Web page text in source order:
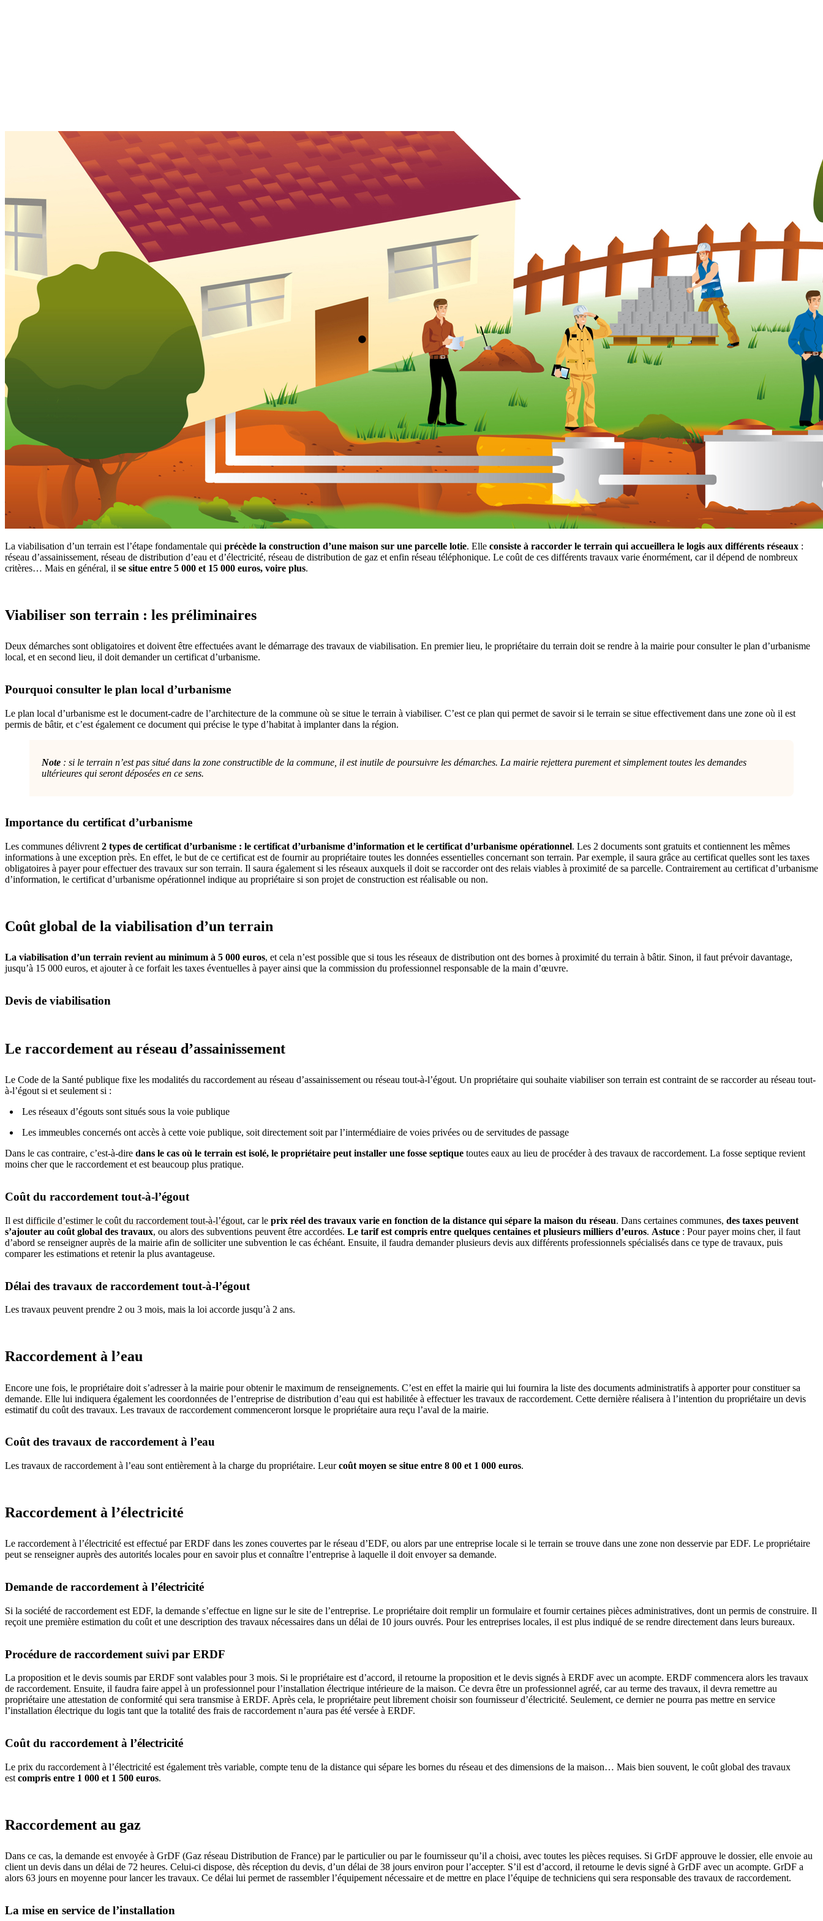
La viabilisation d’un terrain est l’étape fondamentale qui précède la construction d’une maison sur une parcelle lotie. Elle consiste à raccorder le terrain qui accueillera le logis aux différents réseaux :
réseau d’assainissement, réseau de distribution d’eau et d’électricité, réseau de distribution de gaz et enfin réseau téléphonique. Le coût de ces différents travaux varie énormément, car il dépend de nombreux
critères… Mais en général, il se situe entre 5 000 et 15 000 euros, voire plus.
Viabiliser son terrain : les préliminaires
Deux démarches sont obligatoires et doivent être effectuées avant le démarrage des travaux de viabilisation. En premier lieu, le propriétaire du terrain doit se rendre à la mairie pour consulter le plan d’urbanisme
local, et en second lieu, il doit demander un certificat d’urbanisme.
Pourquoi consulter le plan local d’urbanisme
Le plan local d’urbanisme est le document-cadre de l’architecture de la commune où se situe le terrain à viabiliser. C’est ce plan qui permet de savoir si le terrain se situe effectivement dans une zone où il est
permis de bâtir, et c’est également ce document qui précise le type d’habitat à implanter dans la région.
Note : si le terrain n’est pas situé dans la zone constructible de la commune, il est inutile de poursuivre les démarches. La mairie rejettera purement et simplement toutes les demandes
ultérieures qui seront déposées en ce sens.
Importance du certificat d’urbanisme
Les communes délivrent 2 types de certificat d’urbanisme : le certificat d’urbanisme d’information et le certificat d’urbanisme opérationnel. Les 2 documents sont gratuits et contiennent les mêmes
informations à une exception près. En effet, le but de ce certificat est de fournir au propriétaire toutes les données essentielles concernant son terrain. Par exemple, il saura grâce au certificat quelles sont les taxes
obligatoires à payer pour effectuer des travaux sur son terrain. Il saura également si les réseaux auxquels il doit se raccorder ont des relais viables à proximité de sa parcelle. Contrairement au certificat d’urbanisme
d’information, le certificat d’urbanisme opérationnel indique au propriétaire si son projet de construction est réalisable ou non.
Coût global de la viabilisation d’un terrain
La viabilisation d’un terrain revient au minimum à 5 000 euros, et cela n’est possible que si tous les réseaux de distribution ont des bornes à proximité du terrain à bâtir. Sinon, il faut prévoir davantage,
jusqu’à 15 000 euros, et ajouter à ce forfait les taxes éventuelles à payer ainsi que la commission du professionnel responsable de la main d’œuvre.
Devis de viabilisation
Le raccordement au réseau d’assainissement
Le Code de la Santé publique fixe les modalités du raccordement au réseau d’assainissement ou réseau tout-à-l’égout. Un propriétaire qui souhaite viabiliser son terrain est contraint de se raccorder au réseau tout-
à-l’égout si et seulement si :
Les réseaux d’égouts sont situés sous la voie publique
Les immeubles concernés ont accès à cette voie publique, soit directement soit par l’intermédiaire de voies privées ou de servitudes de passage
Dans le cas contraire, c’est-à-dire dans le cas où le terrain est isolé, le propriétaire peut installer une fosse septique toutes eaux au lieu de procéder à des travaux de raccordement. La fosse septique revient
moins cher que le raccordement et est beaucoup plus pratique.
Coût du raccordement tout-à-l’égout
Il est difficile d’estimer le coût du raccordement tout-à-l’égout, car le prix réel des travaux varie en fonction de la distance qui sépare la maison du réseau. Dans certaines communes, des taxes peuvent
s’ajouter au coût global des travaux, ou alors des subventions peuvent être accordées. Le tarif est compris entre quelques centaines et plusieurs milliers d’euros. Astuce : Pour payer moins cher, il faut
d’abord se renseigner auprès de la mairie afin de solliciter une subvention le cas échéant. Ensuite, il faudra demander plusieurs devis aux différents professionnels spécialisés dans ce type de travaux, puis
comparer les estimations et retenir la plus avantageuse.
Délai des travaux de raccordement tout-à-l’égout
Les travaux peuvent prendre 2 ou 3 mois, mais la loi accorde jusqu’à 2 ans.
Raccordement à l’eau
Encore une fois, le propriétaire doit s’adresser à la mairie pour obtenir le maximum de renseignements. C’est en effet la mairie qui lui fournira la liste des documents administratifs à apporter pour constituer sa
demande. Elle lui indiquera également les coordonnées de l’entreprise de distribution d’eau qui est habilitée à effectuer les travaux de raccordement. Cette dernière réalisera à l’intention du propriétaire un devis
estimatif du coût des travaux. Les travaux de raccordement commenceront lorsque le propriétaire aura reçu l’aval de la mairie.
Coût des travaux de raccordement à l’eau
Les travaux de raccordement à l’eau sont entièrement à la charge du propriétaire. Leurcoût moyen se situe entre 8 00 et 1 000 euros.
Raccordement à l’électricité
Le raccordement à l’électricité est effectué par ERDF dans les zones couvertes par le réseau d’EDF, ou alors par une entreprise locale si le terrain se trouve dans une zone non desservie par EDF. Le propriétaire
peut se renseigner auprès des autorités locales pour en savoir plus et connaître l’entreprise à laquelle il doit envoyer sa demande.
Demande de raccordement à l’électricité
Si la société de raccordement est EDF, la demande s’effectue en ligne sur le site de l’entreprise. Le propriétaire doit remplir un formulaire et fournir certaines pièces administratives, dont un permis de construire. Il
reçoit une première estimation du coût et une description des travaux nécessaires dans un délai de 10 jours ouvrés. Pour les entreprises locales, il est plus indiqué de se rendre directement dans leurs bureaux.
Procédure de raccordement suivi par ERDF
La proposition et le devis soumis par ERDF sont valables pour 3 mois. Si le propriétaire est d’accord, il retourne la proposition et le devis signés à ERDF avec un acompte. ERDF commencera alors les travaux
de raccordement. Ensuite, il faudra faire appel à un professionnel pour l’installation électrique intérieure de la maison. Ce devra être un professionnel agréé, car au terme des travaux, il devra remettre au
propriétaire une attestation de conformité qui sera transmise à ERDF. Après cela, le propriétaire peut librement choisir son fournisseur d’électricité. Seulement, ce dernier ne pourra pas mettre en service
l’installation électrique du logis tant que la totalité des frais de raccordement n’aura pas été versée à ERDF.
Coût du raccordement à l’électricité
Le prix du raccordement à l’électricité est également très variable, compte tenu de la distance qui sépare les bornes du réseau et des dimensions de la maison… Mais bien souvent, le coût global des travaux
est compris entre 1 000 et 1 500 euros.
Raccordement au gaz
Dans ce cas, la demande est envoyée à GrDF (Gaz réseau Distribution de France) par le particulier ou par le fournisseur qu’il a choisi, avec toutes les pièces requises. Si GrDF approuve le dossier, elle envoie au
client un devis dans un délai de 72 heures. Celui-ci dispose, dès réception du devis, d’un délai de 38 jours environ pour l’accepter. S’il est d’accord, il retourne le devis signé à GrDF avec un acompte. GrDF a
alors 63 jours en moyenne pour lancer les travaux. Ce délai lui permet de rassembler l’équipement nécessaire et de mettre en place l’équipe de techniciens qui sera responsable des travaux de raccordement.
La mise en service de l’installation